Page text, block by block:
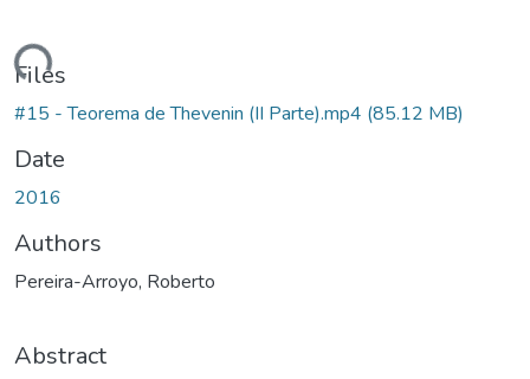
Files
#15 - Teorema de Thevenin (II Parte).mp4 (85.12 MB)
Date
2016
Authors
Pereira-Arroyo, Roberto
Abstract